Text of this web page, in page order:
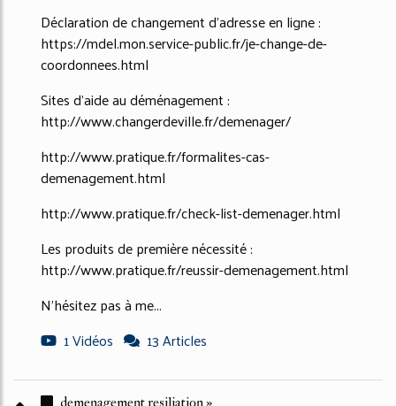
Déclaration de changement d'adresse en ligne :
https://mdel.mon.service-public.fr/je-change-de-
coordonnees.html
Sites d'aide au déménagement :
http://www.changerdeville.fr/demenager/
http://www.pratique.fr/formalites-cas-
demenagement.html
http://www.pratique.fr/check-list-demenager.html
Les produits de première nécessité :
http://www.pratique.fr/reussir-demenagement.html
N'hésitez pas à me...
1 Vidéos
13 Articles
demenagement resiliation »